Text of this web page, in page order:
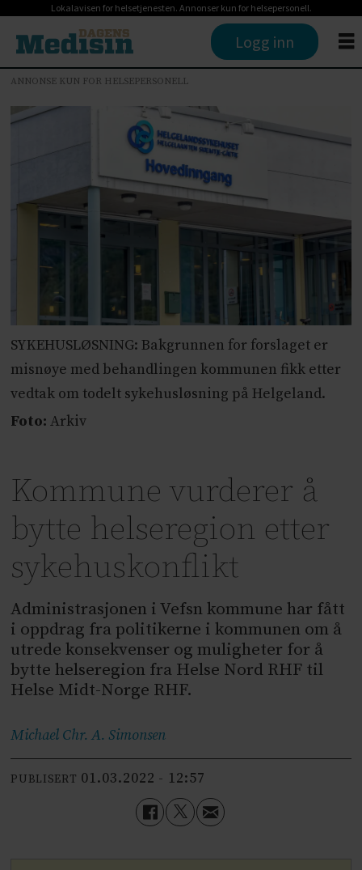
Lokalavisen for helsetjenesten. Annonser kun for helsepersonell.
Logg inn
ANNONSE KUN FOR HELSEPERSONELL
SYKEHUSLØSNING: Bakgrunnen for forslaget er
misnøye med behandlingen kommunen fikk etter
vedtak om todelt sykehusløsning på Helgeland.
Foto: Arkiv
Kommune vurderer å
bytte helseregion etter
sykehuskonflikt
Administrasjonen i Vefsn kommune har fått
i oppdrag fra politikerne i kommunen om å
utrede konsekvenser og muligheter for å
bytte helseregion fra Helse Nord RHF til
Helse Midt-Norge RHF.
Michael Chr. A. Simonsen
PUBLISERT 01.03.2022 - 12:57